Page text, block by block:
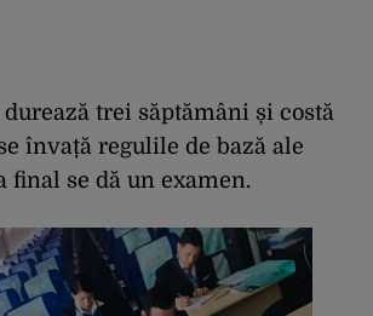
trei săptămâni și costă
învață regulile de bază ale
final se dă un examen.